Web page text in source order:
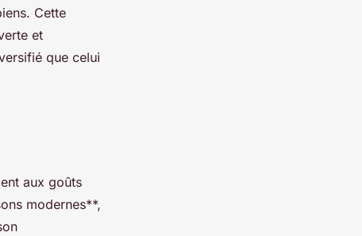
Cette
et
que celui
aux goûts
modernes**,